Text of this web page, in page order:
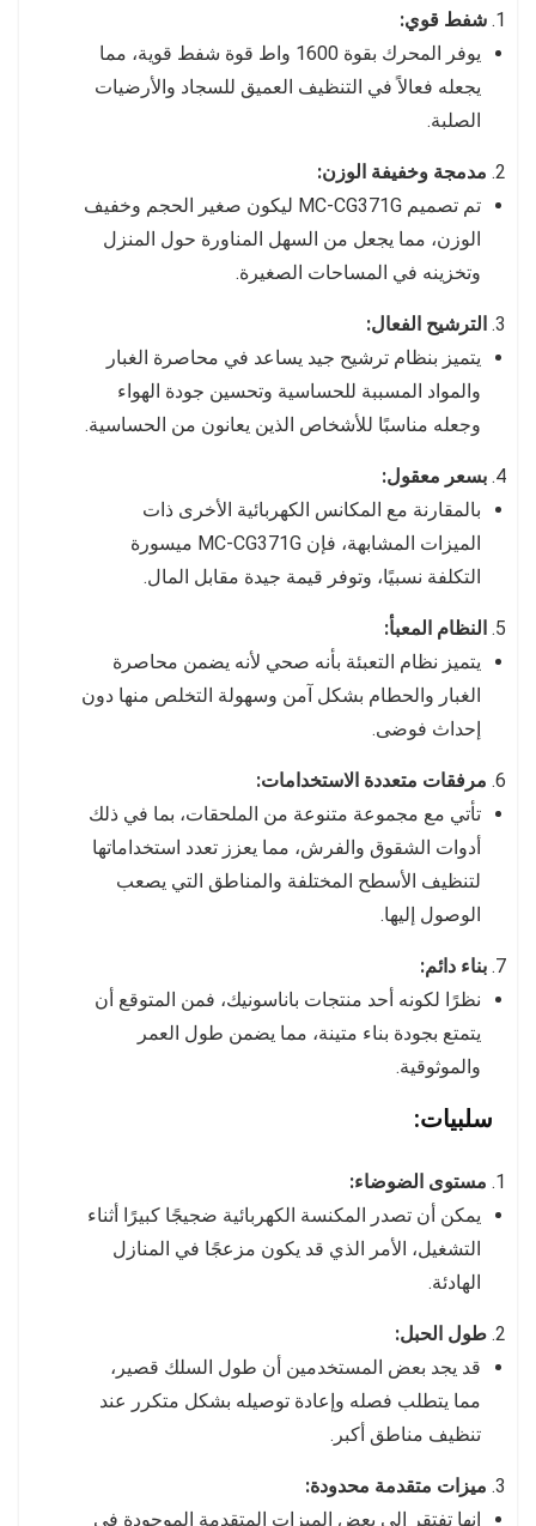
شفط قوي:
يوفر المحرك بقوة 1600 واط قوة شفط قوية، مما
يجعله فعالاً في التنظيف العميق للسجاد والأرضيات
الصلبة.
مدمجة وخفيفة الوزن:
تم تصميم MC-CG371G ليكون صغير الحجم وخفيف
الوزن، مما يجعل من السهل المناورة حول المنزل
وتخزينه في المساحات الصغيرة.
الترشيح الفعال:
يتميز بنظام ترشيح جيد يساعد في محاصرة الغبار
والمواد المسببة للحساسية وتحسين جودة الهواء
وجعله مناسبًا للأشخاص الذين يعانون من الحساسية.
بسعر معقول:
بالمقارنة مع المكانس الكهربائية الأخرى ذات
الميزات المشابهة، فإن MC-CG371G ميسورة
التكلفة نسبيًا، وتوفر قيمة جيدة مقابل المال.
النظام المعبأ:
يتميز نظام التعبئة بأنه صحي لأنه يضمن محاصرة
الغبار والحطام بشكل آمن وسهولة التخلص منها دون
إحداث فوضى.
مرفقات متعددة الاستخدامات:
تأتي مع مجموعة متنوعة من الملحقات، بما في ذلك
أدوات الشقوق والفرش، مما يعزز تعدد استخداماتها
لتنظيف الأسطح المختلفة والمناطق التي يصعب
الوصول إليها.
بناء دائم:
نظرًا لكونه أحد منتجات باناسونيك، فمن المتوقع أن
يتمتع بجودة بناء متينة، مما يضمن طول العمر
والموثوقية.
سلبيات:
مستوى الضوضاء:
يمكن أن تصدر المكنسة الكهربائية ضجيجًا كبيرًا أثناء
التشغيل، الأمر الذي قد يكون مزعجًا في المنازل
الهادئة.
طول الحبل:
قد يجد بعض المستخدمين أن طول السلك قصير،
مما يتطلب فصله وإعادة توصيله بشكل متكرر عند
تنظيف مناطق أكبر.
ميزات متقدمة محدودة:
إنها تفتقر إلى بعض الميزات المتقدمة الموجودة في